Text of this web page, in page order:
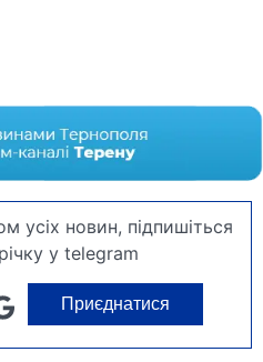
усіх новин, підпишіться
у telegram
Приєднатися